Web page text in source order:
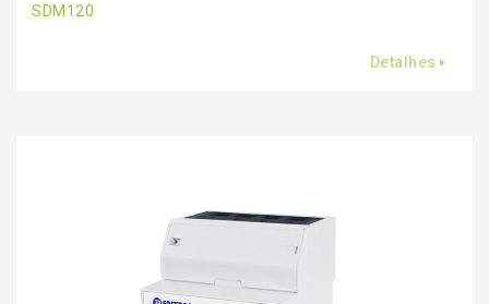
SDM120
Detalhes